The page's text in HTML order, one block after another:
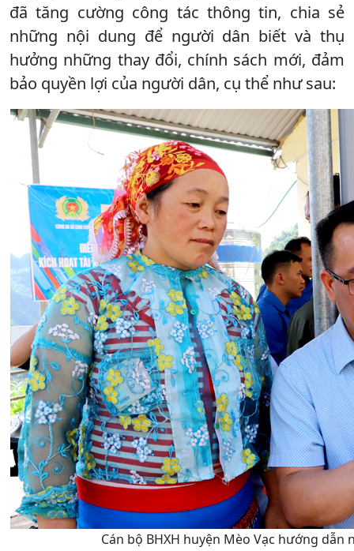
đã tăng cường công tác thông tin, chia sẻ
những nội dung để người dân biết và thụ
hưởng những thay đổi, chính sách mới, đảm
bảo quyền lợi của người dân, cụ thể như sau:
Cán bộ BHXH huyện Mèo Vạc hướng